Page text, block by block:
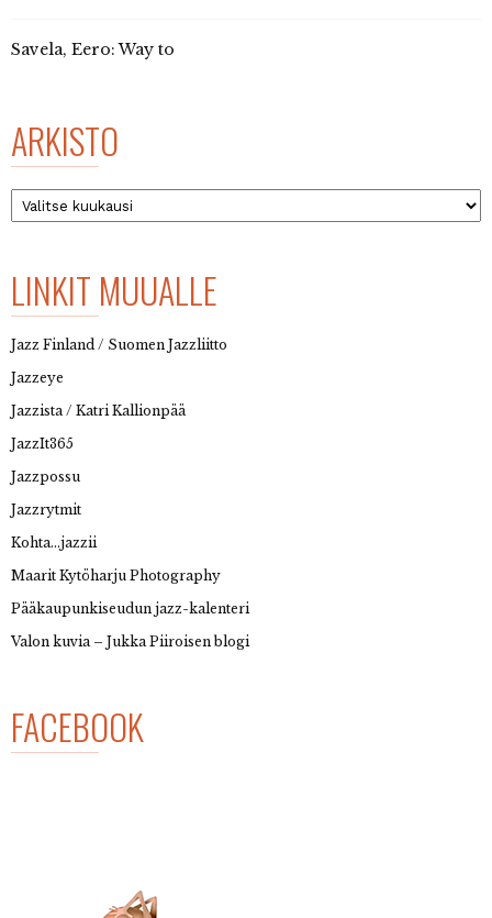
Savela, Eero: Way to
ARKISTO
Arkisto
LINKIT MUUALLE
Jazz Finland / Suomen Jazzliitto
Jazzeye
Jazzista / Katri Kallionpää
JazzIt365
Jazzpossu
Jazzrytmit
Kohta…jazzii
Maarit Kytöharju Photography
Pääkaupunkiseudun jazz-kalenteri
Valon kuvia – Jukka Piiroisen blogi
FACEBOOK